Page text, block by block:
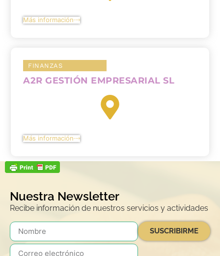
Más información
FINANZAS
A2R GESTIÓN EMPRESARIAL SL
Más información
Nuestra Newsletter
Recibe información de nuestros servicios y actividades
SUSCRIBIRME